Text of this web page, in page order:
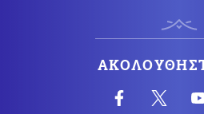
Η Ελλάδα και ακόμη 8
απορρίπτουν τον
Mike: Τροχαίο ατύχημα